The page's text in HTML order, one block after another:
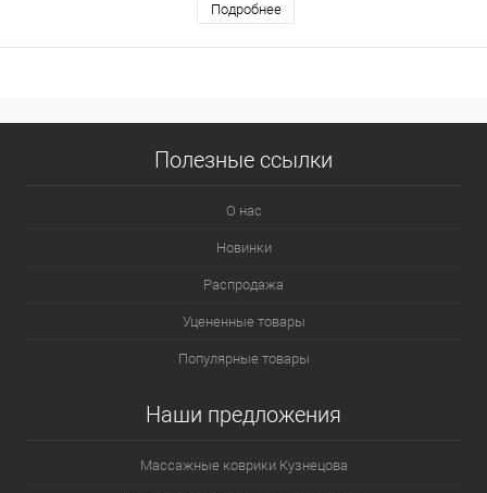
Подробнее
Полезные ссылки
О нас
Новинки
Распродажа
Уцененные товары
Популярные товары
Наши предложения
Массажные коврики Кузнецова